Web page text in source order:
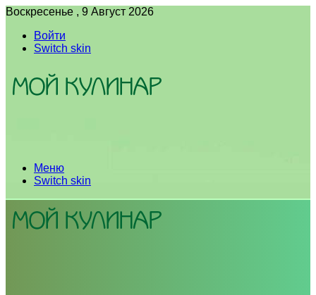
Воскресенье , 9 Август 2026
Войти
Switch skin
Меню
Switch skin